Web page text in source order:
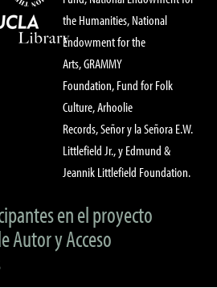
the Humanities, National
Endowment for the
Arts, GRAMMY
Foundation, Fund for Folk
Culture, Arhoolie
Records, Señor y la Señora E.W.
Littlefield Jr., y Edmund &
Jeannik Littlefield Foundation.
en el proyecto
Autor y Acceso